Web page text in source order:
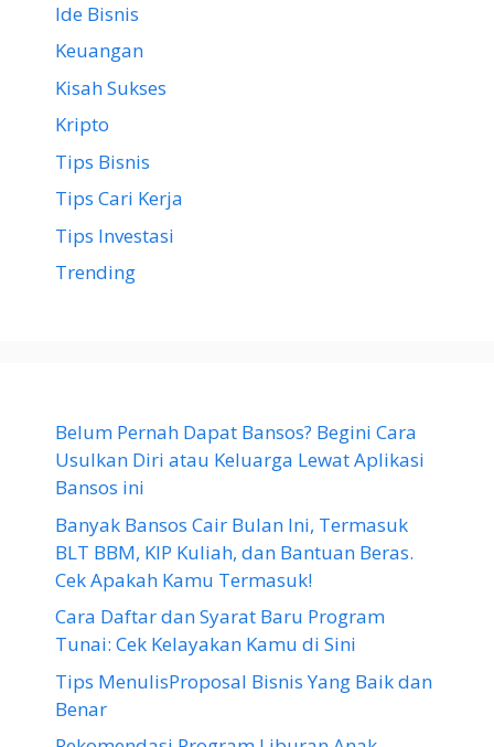
Ide Bisnis
Keuangan
Kisah Sukses
Kripto
Tips Bisnis
Tips Cari Kerja
Tips Investasi
Trending
Belum Pernah Dapat Bansos? Begini Cara
Usulkan Diri atau Keluarga Lewat Aplikasi
Bansos ini
Banyak Bansos Cair Bulan Ini, Termasuk
BLT BBM, KIP Kuliah, dan Bantuan Beras.
Cek Apakah Kamu Termasuk!
Cara Daftar dan Syarat Baru Program
Tunai: Cek Kelayakan Kamu di Sini
Tips MenulisProposal Bisnis Yang Baik dan
Benar